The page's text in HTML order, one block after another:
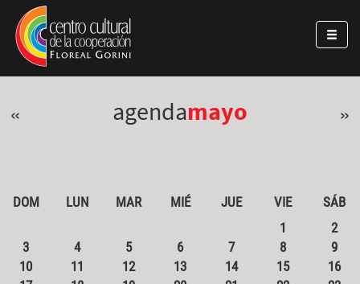
Pasar al contenido principal
Jump to main content
« agendamayo »
DOM LUN MAR MIÉ JUE VIE
SÁB
1
2
3
4 5 6 7 8
9
10
11 12 13 14 15
16